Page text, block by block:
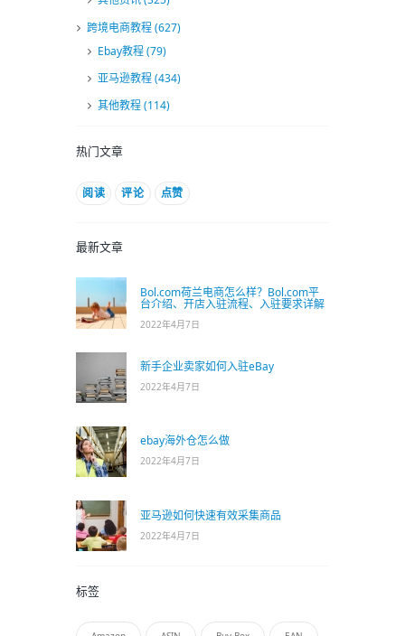
跨境电商教程(627)
Ebay教程(79)
亚马逊教程(434)
其他教程(114)
热门文章
阅读 评论 点赞
最新文章
Bol.com荷兰电商怎么样？Bol.com平
台介绍、开店入驻流程、入驻要求详解
2022年4月7日
新手企业卖家如何入驻eBay
2022年4月7日
ebay海外仓怎么做
2022年4月7日
亚马逊如何快速有效采集商品
2022年4月7日
标签